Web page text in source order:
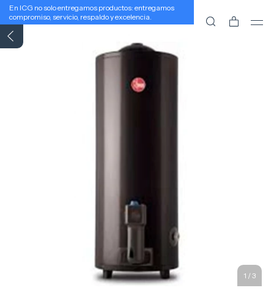
En ICG no solo entregamos productos: entregamos
compromiso, servicio, respaldo y excelencia.
1 / 3